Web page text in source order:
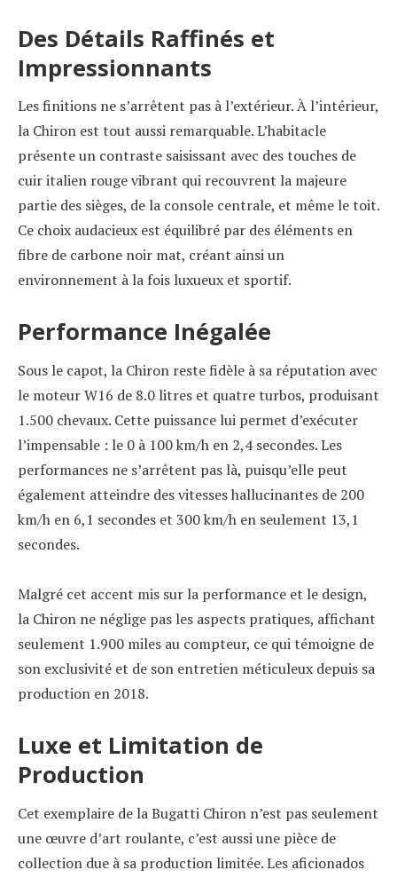
Des Détails Raffinés et
Impressionnants
Les finitions ne s’arrêtent pas à l’extérieur. À l’intérieur,
la Chiron est tout aussi remarquable. L’habitacle
présente un contraste saisissant avec des touches de
cuir italien rouge vibrant qui recouvrent la majeure
partie des sièges, de la console centrale, et même le toit.
Ce choix audacieux est équilibré par des éléments en
fibre de carbone noir mat, créant ainsi un
environnement à la fois luxueux et sportif.
Performance Inégalée
Sous le capot, la Chiron reste fidèle à sa réputation avec
le moteur W16 de 8.0 litres et quatre turbos, produisant
1.500 chevaux. Cette puissance lui permet d’exécuter
l’impensable : le 0 à 100 km/h en 2,4 secondes. Les
performances ne s’arrêtent pas là, puisqu’elle peut
également atteindre des vitesses hallucinantes de 200
km/h en 6,1 secondes et 300 km/h en seulement 13,1
secondes.
Malgré cet accent mis sur la performance et le design,
la Chiron ne néglige pas les aspects pratiques, affichant
seulement 1.900 miles au compteur, ce qui témoigne de
son exclusivité et de son entretien méticuleux depuis sa
production en 2018.
Luxe et Limitation de
Production
Cet exemplaire de la Bugatti Chiron n’est pas seulement
une œuvre d’art roulante, c’est aussi une pièce de
collection due à sa production limitée. Les aficionados